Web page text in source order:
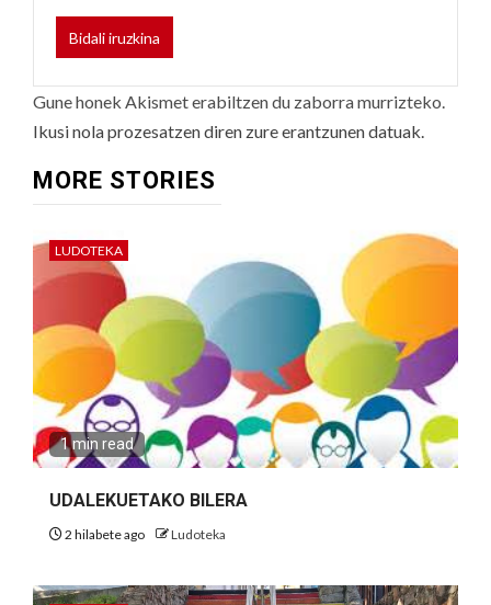
Gune honek Akismet erabiltzen du zaborra murrizteko.
Ikusi nola prozesatzen diren zure erantzunen datuak.
MORE STORIES
LUDOTEKA
1 min read
UDALEKUETAKO BILERA
2 hilabete ago Ludoteka